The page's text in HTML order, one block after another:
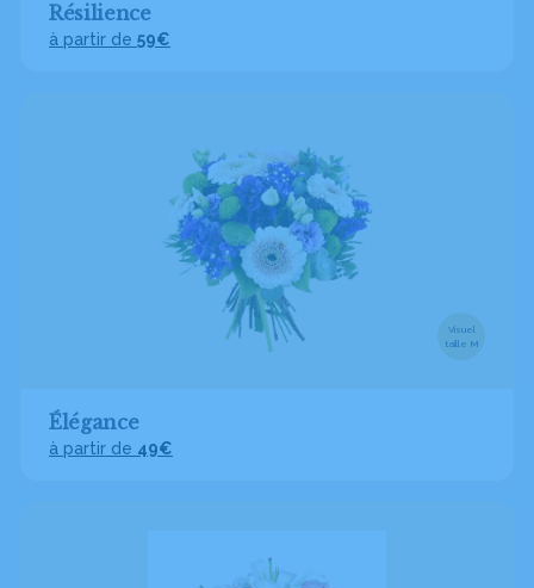
Résilience
à partir de 59€
Visuel
taille M
Élégance
à partir de 49€